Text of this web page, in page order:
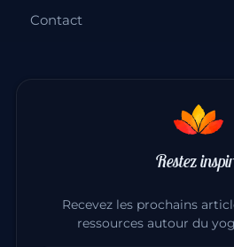
Contact
Restez
Recevez les prochains
ressources autour du